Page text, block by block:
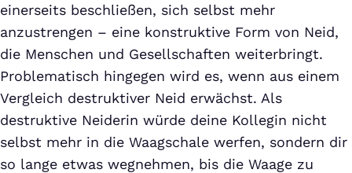
einerseits beschließen, sich selbst mehr
anzustrengen – eine konstruktive Form von Neid,
die Menschen und Gesellschaften weiterbringt.
Problematisch hingegen wird es, wenn aus einem
Vergleich destruktiver Neid erwächst. Als
destruktive Neiderin würde deine Kollegin nicht
selbst mehr in die Waagschale werfen, sondern dir
so lange etwas wegnehmen, bis die Waage zu